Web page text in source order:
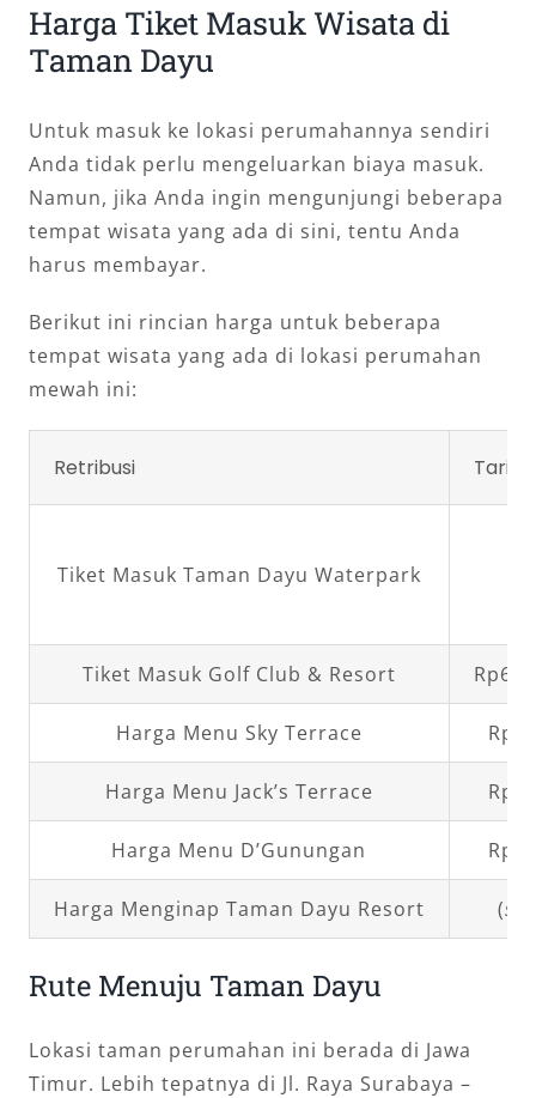
Harga Tiket Masuk Wisata di
Taman Dayu
Untuk masuk ke lokasi perumahannya sendiri
Anda tidak perlu mengeluarkan biaya masuk.
Namun, jika Anda ingin mengunjungi beberapa
tempat wisata yang ada di sini, tentu Anda
harus membayar.
Berikut ini rincian harga untuk beberapa
tempat wisata yang ada di lokasi perumahan
mewah ini:
Retribusi Tarif
Tiket Masuk Taman Dayu Waterpark
Tiket Masuk Golf Club & Resort
Harga Menu Sky Terrace
Harga Menu Jack’s Terrace
Harga Menu D’Gunungan
Harga Menginap Taman Dayu Resort (
Rute Menuju Taman Dayu
Lokasi taman perumahan ini berada di Jawa
Timur. Lebih tepatnya di Jl. Raya Surabaya –